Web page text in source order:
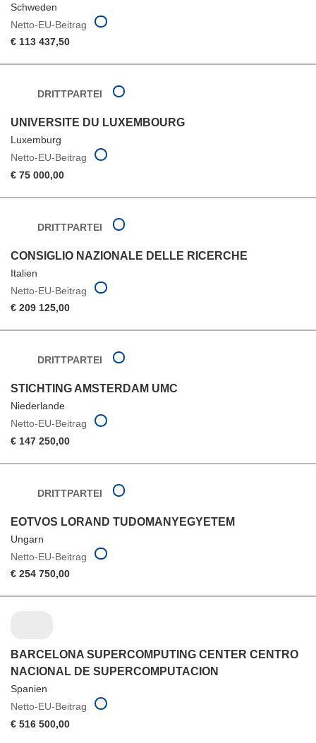
Schweden
Netto-EU-Beitrag
€ 113 437,50
DRITTPARTEI
UNIVERSITE DU LUXEMBOURG
Luxemburg
Netto-EU-Beitrag
€ 75 000,00
DRITTPARTEI
CONSIGLIO NAZIONALE DELLE RICERCHE
Italien
Netto-EU-Beitrag
€ 209 125,00
DRITTPARTEI
STICHTING AMSTERDAM UMC
Niederlande
Netto-EU-Beitrag
€ 147 250,00
DRITTPARTEI
EOTVOS LORAND TUDOMANYEGYETEM
Ungarn
Netto-EU-Beitrag
€ 254 750,00
BARCELONA SUPERCOMPUTING CENTER CENTRO
NACIONAL DE SUPERCOMPUTACION
Spanien
Netto-EU-Beitrag
€ 516 500,00